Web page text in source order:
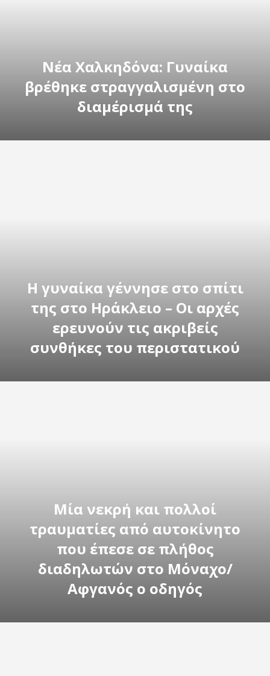
Νέα Χαλκηδόνα: Γυναίκα
βρέθηκε στραγγαλισμένη στο
διαμέρισμά της
Η γυναίκα γέννησε στο σπίτι
της στο Ηράκλειο – Οι αρχές
ερευνούν τις ακριβείς
συνθήκες του περιστατικού
Μία νεκρή και πολλοί
τραυματίες από αυτοκίνητο
που έπεσε σε πλήθος
διαδηλωτών στο Μόναχο/
Αφγανός ο οδηγός